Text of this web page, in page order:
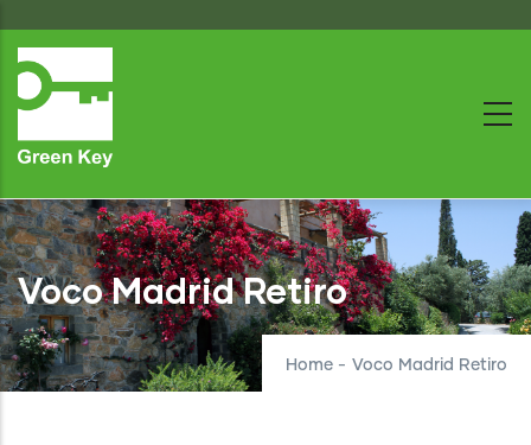
to
main
Voco Madrid Retiro
Home - Voco Madrid Retiro